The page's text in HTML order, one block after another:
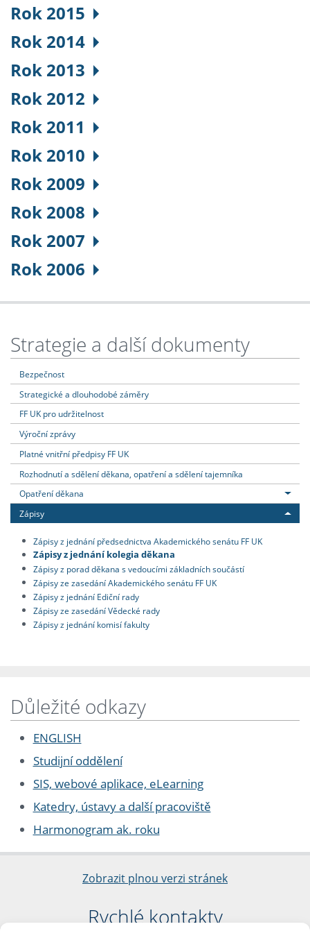
Rok 2015
Rok 2014
Rok 2013
Rok 2012
Rok 2011
Rok 2010
Rok 2009
Rok 2008
Rok 2007
Rok 2006
Strategie a další dokumenty
Bezpečnost
Strategické a dlouhodobé záměry
FF UK pro udržitelnost
Výroční zprávy
Platné vnitřní předpisy FF UK
Rozhodnutí a sdělení děkana, opatření a sdělení tajemníka
Opatření děkana
Zápisy
Zápisy z jednání předsednictva Akademického senátu FF UK
Zápisy z jednání kolegia děkana
Zápisy z porad děkana s vedoucími základních součástí
Zápisy ze zasedání Akademického senátu FF UK
Zápisy z jednání Ediční rady
Zápisy ze zasedání Vědecké rady
Zápisy z jednání komisí fakulty
Důležité odkazy
ENGLISH
Studijní oddělení
SIS, webové aplikace, eLearning
Katedry, ústavy a další pracoviště
Harmonogram ak. roku
Zobrazit plnou verzi stránek
Rychlé kontakty